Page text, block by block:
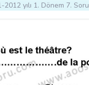
2012 yılı 1. Dönem 7. Soru